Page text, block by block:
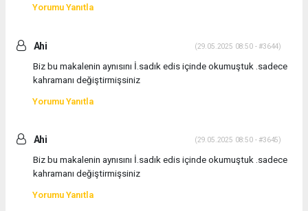
Yorumu Yanıtla
Ahi (29.05.2025 08:50 - #3644)
Biz bu makalenin aynısını İ.sadık edis içinde okumuştuk .sadece
kahramanı değiştirmişsiniz
Yorumu Yanıtla
Ahi (29.05.2025 08:50 - #3645)
Biz bu makalenin aynısını İ.sadık edis içinde okumuştuk .sadece
kahramanı değiştirmişsiniz
Yorumu Yanıtla